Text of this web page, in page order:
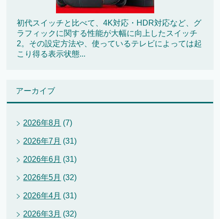
初代スイッチと比べて、4K対応・HDR対応など、グ
ラフィックに関する性能が大幅に向上したスイッチ
2。その設定方法や、使っているテレビによっては起
こり得る表示状態...
アーカイブ
2026年8月 (7)
2026年7月 (31)
2026年6月 (31)
2026年5月 (32)
2026年4月 (31)
2026年3月 (32)